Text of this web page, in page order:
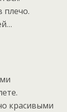
плечо.
красивыми